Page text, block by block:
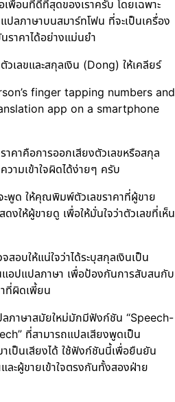
พื่อนที่ดีที่สุดของเราครับ โดยเฉพาะ
ปลภาษาบนสมาร์ทโฟน ที่จะเป็นเครื่อง
ราคาได้อย่างแม่นยำ
เลขและสกุลเงิน (Dong) ให้เคลียร์
finger tapping numbers and
app on a smartphone
คาคือการออกเสียงตัวเลขหรือสกุล
วามเข้าใจผิดได้ง่ายๆ ครับ
พูด ให้คุณพิมพ์ตัวเลขราคาที่ผู้ขาย
งให้ผู้ขายดู เพื่อให้มั่นใจว่าตัวเลขที่เห็น
อบให้แน่ใจว่าได้ระบุสกุลเงินเป็น
อปแปลภาษา เพื่อป้องกันการสับสนกับ
ที่ผิดเพี้ยน
ภาษาสมัยใหม่มักมีฟังก์ชัน “Speech-
ที่สามารถแปลเสียงพูดเป็น
เป็นเสียงได้ ใช้ฟังก์ชันนี้เพื่อยืนยัน
ละผู้ขายเข้าใจตรงกันทั้งสองฝ่าย